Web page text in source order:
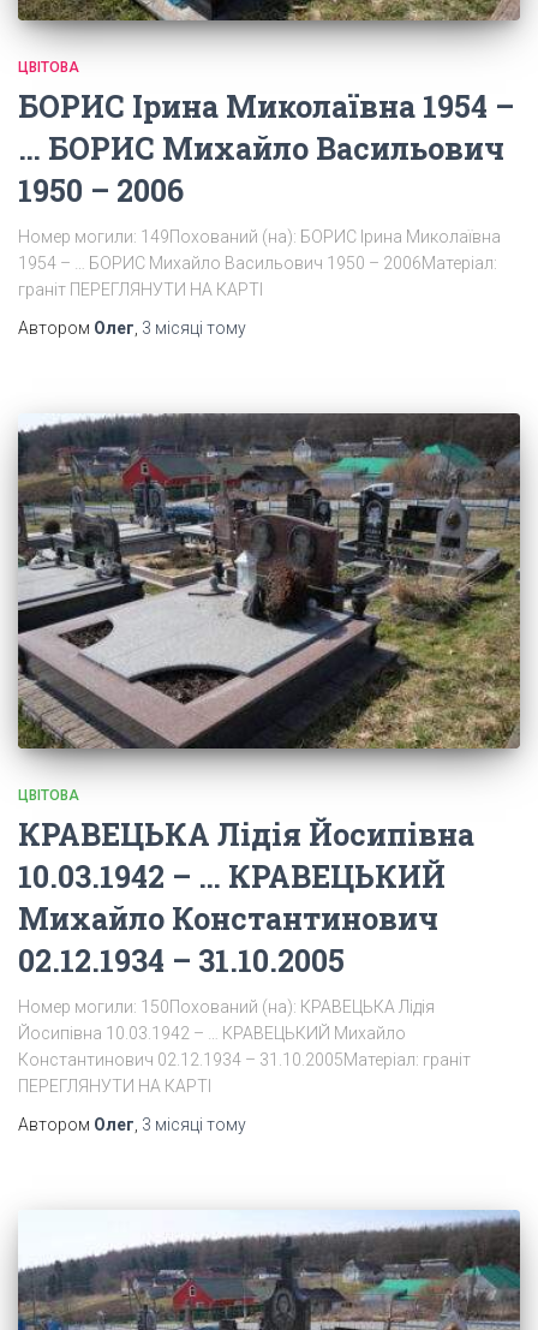
ЦВІТОВА
БОРИС Ірина Миколаївна 1954 –
… БОРИС Михайло Васильович
1950 – 2006
Номер могили: 149Похований (на): БОРИС Ірина Миколаївна
1954 – … БОРИС Михайло Васильович 1950 – 2006Матеріал:
граніт ПЕРЕГЛЯНУТИ НА КАРТІ
Автором Олег, 3 місяці тому
ЦВІТОВА
КРАВЕЦЬКА Лідія Йосипівна
10.03.1942 – … КРАВЕЦЬКИЙ
Михайло Константинович
02.12.1934 – 31.10.2005
Номер могили: 150Похований (на): КРАВЕЦЬКА Лідія
Йосипівна 10.03.1942 – … КРАВЕЦЬКИЙ Михайло
Константинович 02.12.1934 – 31.10.2005Матеріал: граніт
ПЕРЕГЛЯНУТИ НА КАРТІ
Автором Олег 3 місяці тому